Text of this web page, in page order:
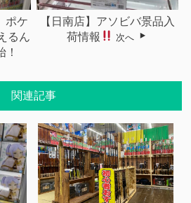
ポケ
るん
！
【日南店】アソビバ景品入
荷情報
次へ
関連記事